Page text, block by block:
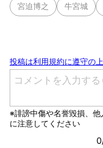
宮迫博之 牛宮城